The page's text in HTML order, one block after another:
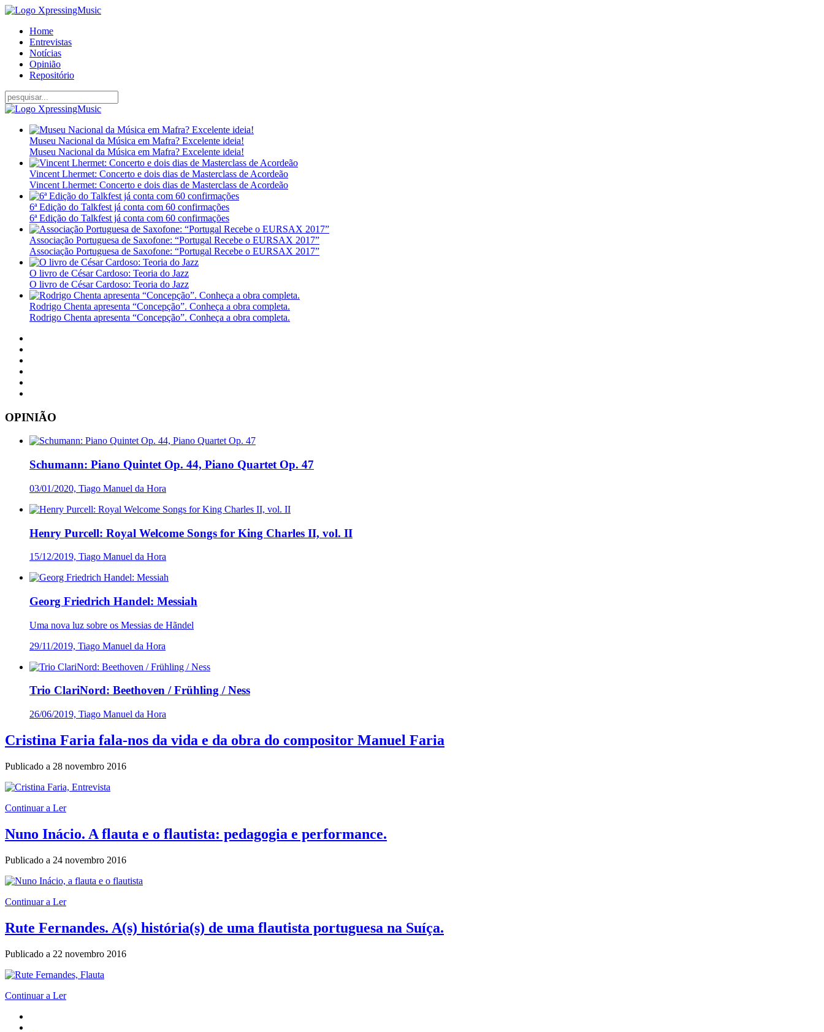
Home
Entrevistas
Notícias
Opinião
Repositório
Museu Nacional da Música em Mafra? Excelente ideia!
Museu Nacional da Música em Mafra? Excelente ideia!
Vincent Lhermet: Concerto e dois dias de Masterclass de Acordeão
Vincent Lhermet: Concerto e dois dias de Masterclass de Acordeão
6ª Edição do Talkfest já conta com 60 confirmações
6ª Edição do Talkfest já conta com 60 confirmações
Associação Portuguesa de Saxofone: “Portugal Recebe o EURSAX 2017”
Associação Portuguesa de Saxofone: “Portugal Recebe o EURSAX 2017”
O livro de César Cardoso: Teoria do Jazz
O livro de César Cardoso: Teoria do Jazz
Rodrigo Chenta apresenta “Concepção”. Conheça a obra completa.
Rodrigo Chenta apresenta “Concepção”. Conheça a obra completa.
OPINIÃO
Schumann: Piano Quintet Op. 44, Piano Quartet Op. 47
03/01/2020, Tiago Manuel da Hora
Henry Purcell: Royal Welcome Songs for King Charles II, vol. II
15/12/2019, Tiago Manuel da Hora
Georg Friedrich Handel: Messiah
Uma nova luz sobre os Messias de Hãndel
29/11/2019, Tiago Manuel da Hora
Trio ClariNord: Beethoven / Frühling / Ness
26/06/2019, Tiago Manuel da Hora
Cristina Faria fala-nos da vida e da obra do compositor Manuel Faria
Publicado a 28 novembro 2016
Continuar a Ler
Nuno Inácio. A flauta e o flautista: pedagogia e performance.
Publicado a 24 novembro 2016
Continuar a Ler
Rute Fernandes. A(s) história(s) de uma flautista portuguesa na Suíça.
Publicado a 22 novembro 2016
Continuar a Ler